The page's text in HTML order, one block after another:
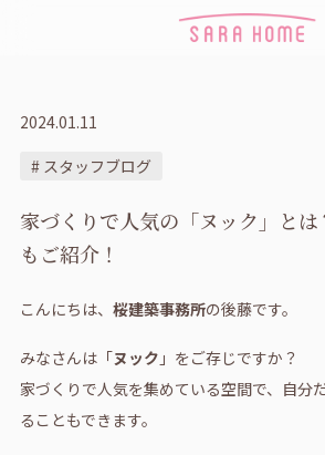
2024.01.11
# スタッフブログ
家づくりで人気の「ヌック」と
もご紹介！
こんにちは、 桜建築事務所の後藤です。
みなさんは「ヌック 」をご存じですか？
家づくりで人気を集めている空間で、自分
ることもできます。